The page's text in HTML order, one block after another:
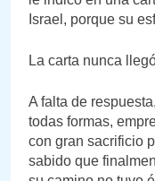
Israel, porque su
La carta nunca
A falta de
todas formas,
con gran sacrificio
sabido que